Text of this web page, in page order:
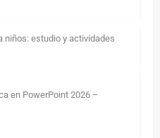
niños: estudio y actividades
en PowerPoint 2026 –